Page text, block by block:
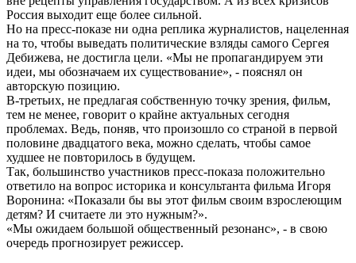
Россия выходит еще более сильной.
Но на пресс-показе ни одна реплика журналистов, нацеленная
на то, чтобы выведать политические взляды самого Сергея
Дебижева, не достигла цели. «Мы не пропагандируем эти
идеи, мы обозначаем их существование», - пояснял он
авторскую позицию.
В-третьих, не предлагая собственную точку зрения, фильм,
тем не менее, говорит о крайне актуальных сегодня
проблемах. Ведь, поняв, что произошло со страной в первой
половине двадцатого века, можно сделать, чтобы самое
худшее не повторилось в будущем.
Так, большинство участников пресс-показа положительно
ответило на вопрос историка и консультанта фильма Игоря
Воронина: «Показали бы вы этот фильм своим взрослеющим
детям? И считаете ли это нужным?».
«Мы ожидаем большой общественный резонанс», - в свою
очередь прогнозирует режиссер.